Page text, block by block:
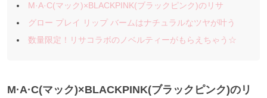
M·A·C(マック)×BLACKPINK(ブラックピンク)のリサ
グロー プレイ リップ バームはナチュラルなツヤが叶う
数量限定！リサコラボのノベルティーがもらえちゃう☆
M·A·C(マック)×BLACKPINK(ブラックピンク)のリ